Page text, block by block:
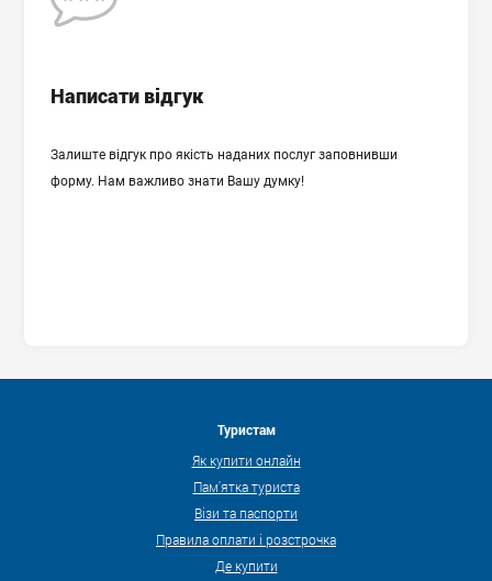
Написати відгук
Залиште відгук про якість наданих послуг заповнивши
форму. Нам важливо знати Вашу думку!
Туристам
Як купити онлайн
Пам'ятка туриста
Візи та паспорти
Правила оплати і розстрочка
Де купити